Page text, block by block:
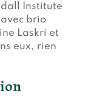
Institute
brio
Laskri et
eux, rien